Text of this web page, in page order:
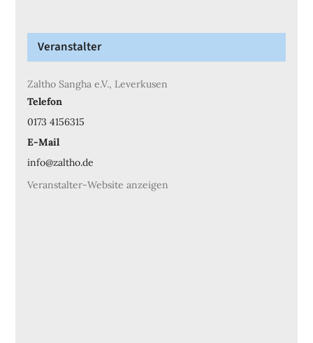
Veranstalter
Zaltho Sangha e.V., Leverkusen
Telefon
0173 4156315
E-Mail
info@zaltho.de
Veranstalter-Website anzeigen